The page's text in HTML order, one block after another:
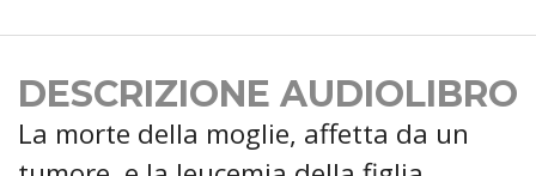
DESCRIZIONE AUDIOLIBRO
La morte della moglie, affetta da un